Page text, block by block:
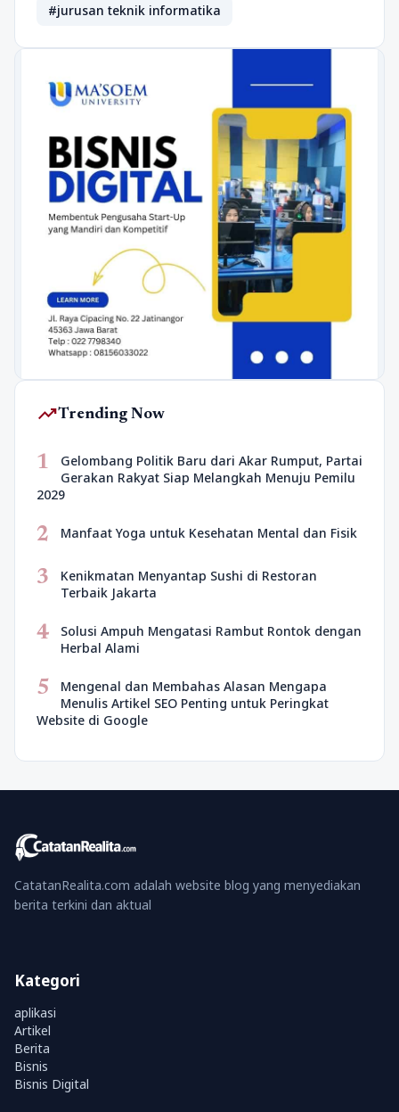
#jurusan teknik informatika
trending_upTrending Now
1
Gelombang Politik Baru dari Akar Rumput, Partai
Gerakan Rakyat Siap Melangkah Menuju Pemilu
2029
2 Manfaat Yoga untuk Kesehatan Mental dan Fisik
3
Kenikmatan Menyantap Sushi di Restoran
Terbaik Jakarta
4
Solusi Ampuh Mengatasi Rambut Rontok dengan
Herbal Alami
5
Mengenal dan Membahas Alasan Mengapa
Menulis Artikel SEO Penting untuk Peringkat
Website di Google
CatatanRealita.com adalah website blog yang menyediakan
berita terkini dan aktual
Kategori
aplikasi
Artikel
Berita
Bisnis
Bisnis Digital